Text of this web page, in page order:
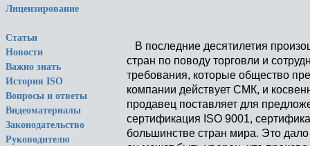
Лицензирование
Статьи
Новости
Важно знать
История ISO
Вопросы и ответы
Видеоматериалы
Законодательство
Руководителю
В последние десятилетия
стран по поводу торговли и
требования, которые общество
компании действует СМК, и
продавец поставляет для
сертификация ISO 9001,
большинстве стран мира. Это